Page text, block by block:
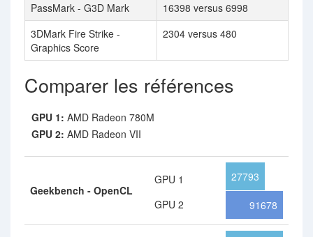
PassMark - G3D Mark
16398 versus 6998
3DMark Fire Strike -
Graphics Score
2304 versus 480
Comparer les références
GPU 1: AMD Radeon 780M
GPU 2: AMD Radeon VII
Geekbench - OpenCL
GPU 1
GPU 2
27793
91678